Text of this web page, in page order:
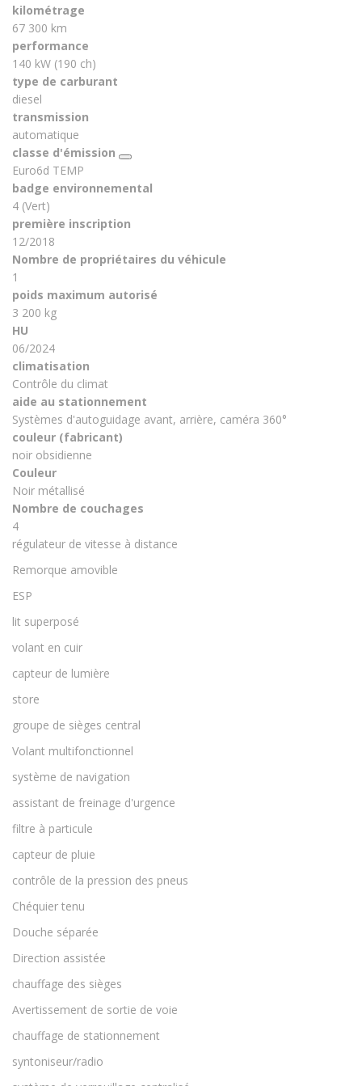
kilométrage
67 300 km
performance
140 kW (190 ch)
type de carburant
diesel
transmission
automatique
classe d'émission
Euro6d TEMP
badge environnemental
4 (Vert)
première inscription
12/2018
Nombre de propriétaires du véhicule
1
poids maximum autorisé
3 200 kg
HU
06/2024
climatisation
Contrôle du climat
aide au stationnement
Systèmes d'autoguidage avant, arrière, caméra 360°
couleur (fabricant)
noir obsidienne
Couleur
Noir métallisé
Nombre de couchages
4
régulateur de vitesse à distance
Remorque amovible
ESP
lit superposé
volant en cuir
capteur de lumière
store
groupe de sièges central
Volant multifonctionnel
système de navigation
assistant de freinage d'urgence
filtre à particule
capteur de pluie
contrôle de la pression des pneus
Chéquier tenu
Douche séparée
Direction assistée
chauffage des sièges
Avertissement de sortie de voie
chauffage de stationnement
syntoniseur/radio